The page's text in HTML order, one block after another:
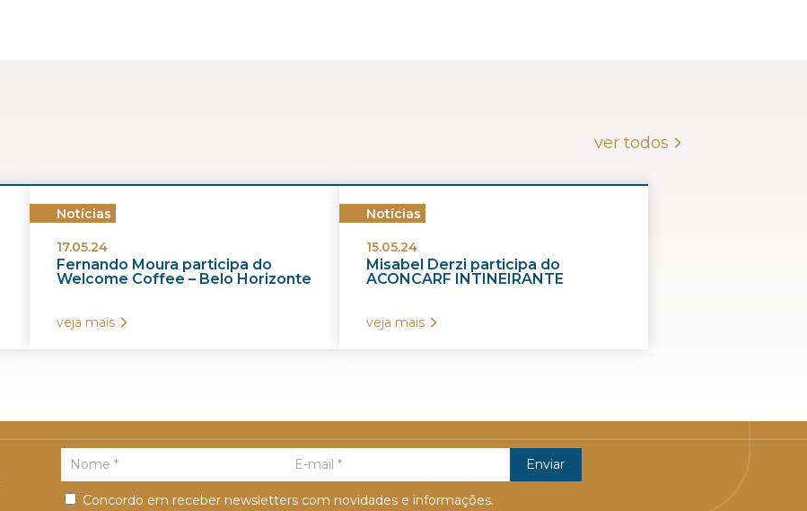
ver todos
Notícias
17.05.24
Fernando Moura participa do
Welcome Coffee – Belo Horizonte
veja mais
Notícias
15.05.24
Misabel Derzi participa do
ACONCARF INTINEIRANTE
veja mais
Concordo em receber newsletters com novidades e informações.